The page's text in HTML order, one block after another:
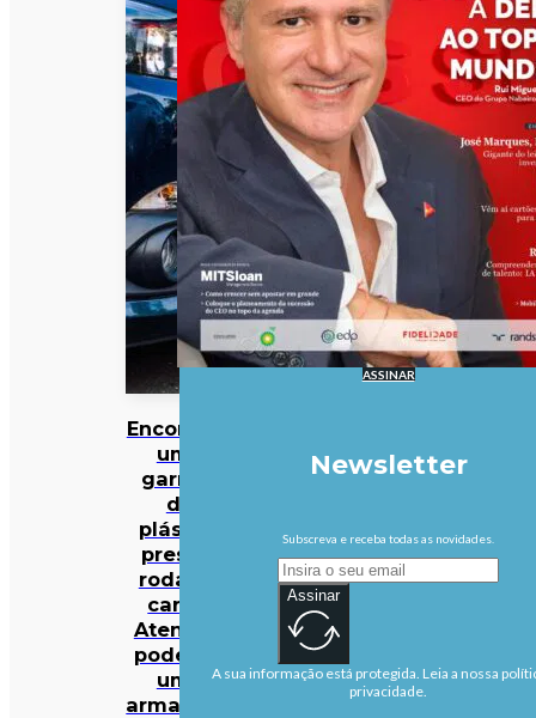
Encontrou
uma
garrafa
de
plástico
presa à
roda do
carro?
Atenção:
pode ser
uma
armadilha
ASSINAR
Newsletter
Subscreva e receba todas as novidades.
Assinar
A sua informação está protegida. Leia a nossa
privacidade.